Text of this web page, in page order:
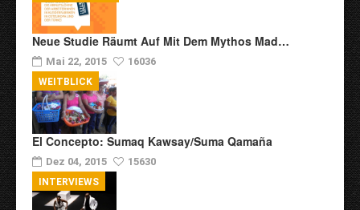
Neue Studie Räumt Auf Mit Dem Mythos Mad…
Mai 22, 2015 16036
El Concepto: Sumaq Kawsay/Suma Qamaña
Dez 04, 2015 15630
WEITBLICK
INTERVIEWS